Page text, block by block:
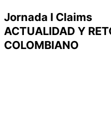
Jornada I Claims
ACTUALIDAD Y
COLOMBIANO